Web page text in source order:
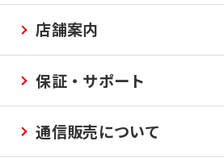
店舗案内
保証・サポート
通信販売について